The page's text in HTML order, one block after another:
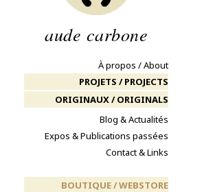
aude carbone
À propos / About
PROJETS / PROJECTS
ORIGINAUX / ORIGINALS
Blog & Actualités
Expos & Publications passées
Contact & Links
BOUTIQUE / WEBSTORE